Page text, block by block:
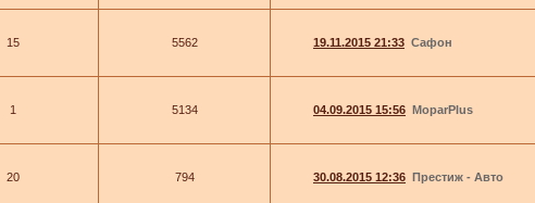
15 5562 19.11.2015 21:33 Сафон
1
5134 04.09.2015 15:56 MoparPlus
20 794 30.08.2015 12:36 Престиж - Авто